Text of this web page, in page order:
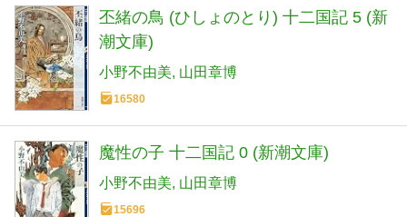
丕緒の鳥 (ひしょのとり) 十二国記 5 (新
潮文庫)
小野不由美 山田章博
16580
魔性の子 十二国記 0 (新潮文庫)
小野不由美 山田章博
15696